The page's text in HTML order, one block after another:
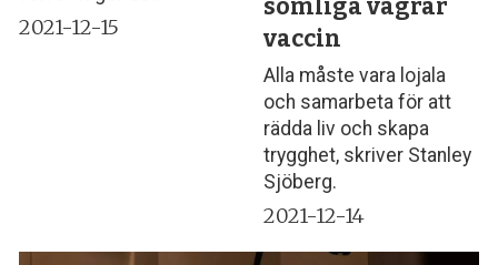
2021-12-15
somliga vägrar
vaccin
Alla måste vara lojala
och samarbeta för att
rädda liv och skapa
trygghet, skriver Stanley
Sjöberg.
2021-12-14